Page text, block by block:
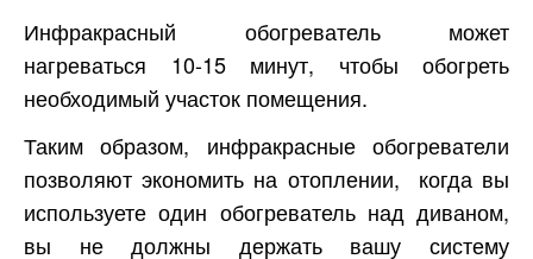
Инфракрасный обогреватель может
нагреваться 10-15 минут, чтобы обогреть
необходимый участок помещения.
Таким образом, инфракрасные обогреватели
позволяют экономить на отоплении, когда вы
используете один обогреватель над диваном,
вы не должны держать вашу систему